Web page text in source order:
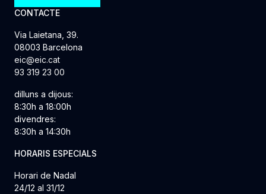
CONTACTE
Via Laietana, 39.
08003 Barcelona
eic@eic.cat
93 319 23 00
dilluns a dijous:
8:30h a 18:00h
divendres:
8:30h a 14:30h
HORARIS ESPECIALS
Horari de Nadal
24/12 al 31/12